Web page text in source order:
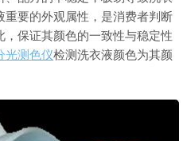
要的外观属性，是消费者判断
保证其颜色的一致性与稳定性
光测色仪检测洗衣液颜色为其颜